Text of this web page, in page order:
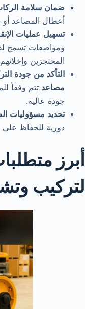
ضمان سلامة
أعطال المصاعد
تسهيل عمليات
ومواصفات تسمح
المحتجزين
التأكد من جودة
مصاعد تتم وفقاً
جودة عالية.
تحديد مسؤوليات
دورية للحفاظ على
أبرز
لتركيب